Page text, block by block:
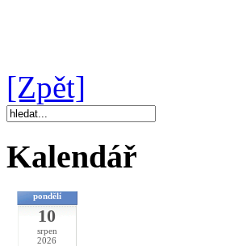
[Zpět]
Kalendář
pondělí
10
srpen
2026